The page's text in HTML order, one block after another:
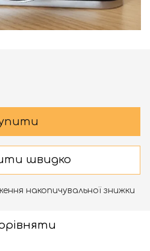
швидко
накопичувальної знижки